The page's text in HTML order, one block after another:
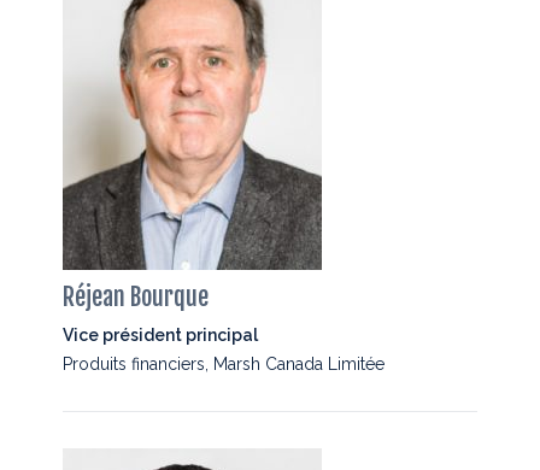
Réjean Bourque
Vice président principal
Produits financiers, Marsh Canada Limitée